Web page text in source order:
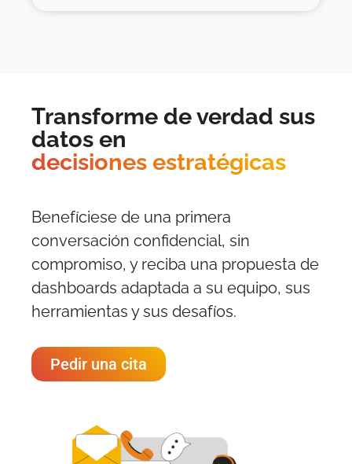
Transforme de verdad sus
datos en
decisiones estratégicas
Benefíciese de una primera
conversación confidencial, sin
compromiso, y reciba una propuesta de
dashboards adaptada a su equipo, sus
herramientas y sus desafíos.
Pedir una cita